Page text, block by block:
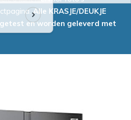
Alle KRASJE/DEUKJE
en worden geleverd met